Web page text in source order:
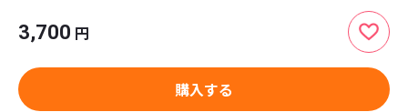
3,700 円
購入する